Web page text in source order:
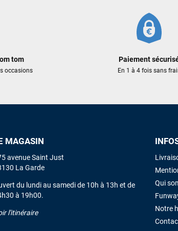
tom
occasions
Paiement
En 1 à 4 fois sans
MAGASIN
avenue Saint Just
La Garde
du lundi au samedi de 10h à 13h et de
à 19h00.
l'itinéraire
Qui
Notre